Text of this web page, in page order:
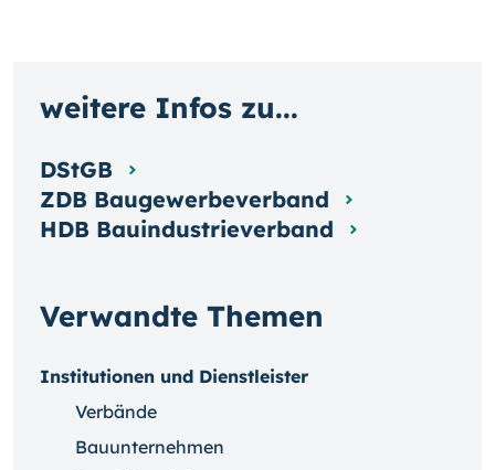
Verwandte Themen
Institutionen und Dienstleister
Verbände
Bauunternehmen
weitere Infos zu...
DStGB
ZDB Baugewerbeverband
HDB Bauindustrieverband